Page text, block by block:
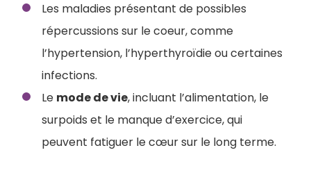
Les maladies présentant de possibles
répercussions sur le coeur, comme
l’hypertension, l’hyperthyroïdie ou certaines
infections.
Le mode de vie, incluant l’alimentation, le
surpoids et le manque d’exercice, qui
peuvent fatiguer le cœur sur le long terme.